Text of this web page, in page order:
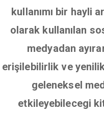
kullanımı bir hayli
olarak kullanılan
medyadan
erişilebilirlik ve
geleneksel
etkileyebilecegi